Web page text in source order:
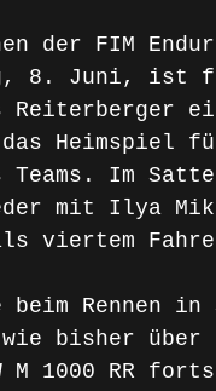
der FIM
8. Juni, ist
Reiterberger
Heimspiel
Teams. Im
mit Ilya
als viertem
beim Rennen
bisher
M 1000 RR